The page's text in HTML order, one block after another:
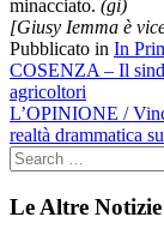
minacciato. (gi)
[Giusy Iemma è
Pubblicato in In
Navigazione
articoli
COSENZA – Il
agricoltori
L’OPINIONE /
realtà drammatica
Le Altre Notizie